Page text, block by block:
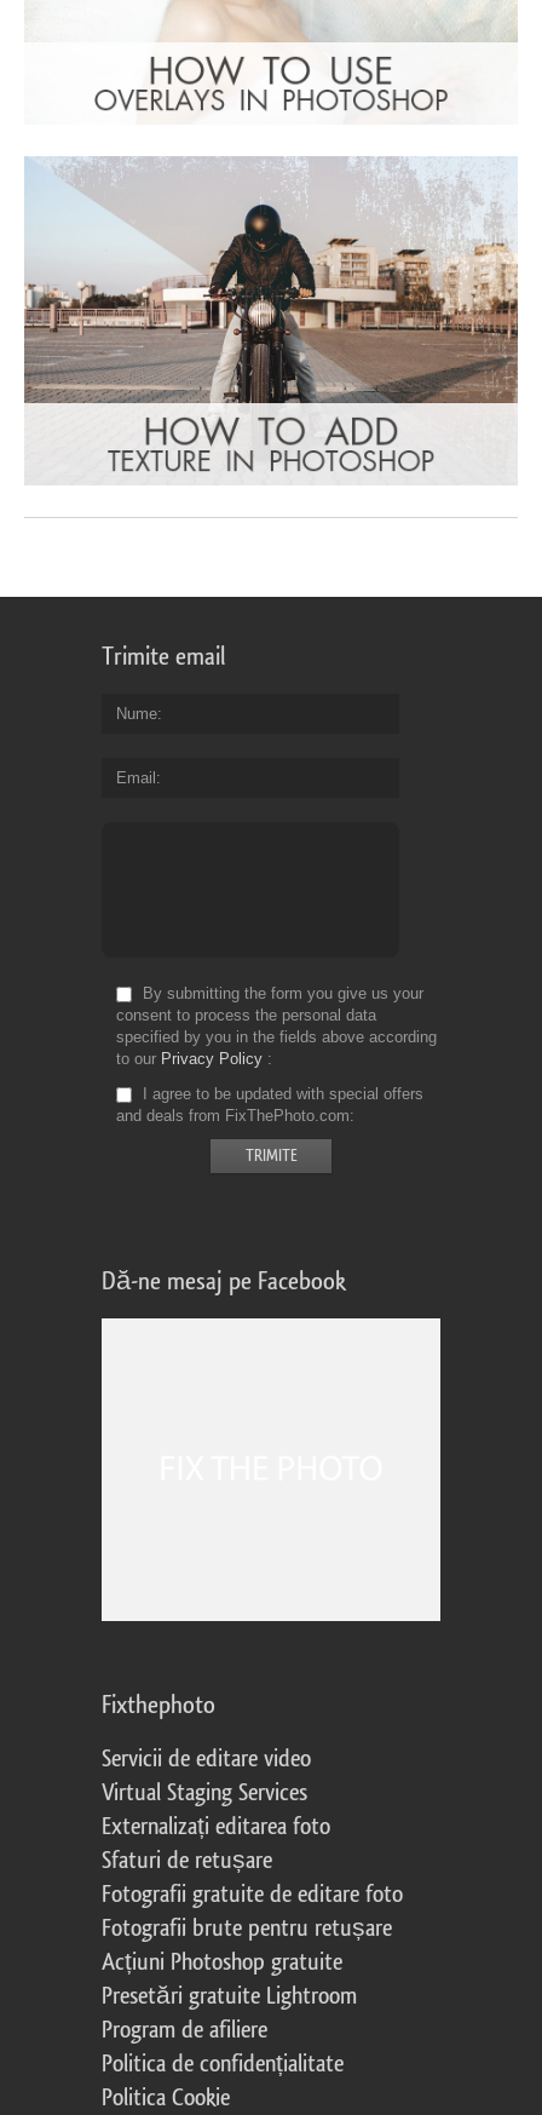
Trimite email
Nume
Email
By submitting the form you give us your
consent to process the personal data
specified by you in the fields above according
to our Privacy Policy
I agree to be updated with special offers
and deals from FixThePhoto.com
Dă-ne mesaj pe Facebook
Fixthephoto
Servicii de editare video
Virtual Staging Services
Externalizați editarea foto
Sfaturi de retușare
Fotografii gratuite de editare foto
Fotografii brute pentru retușare
Acțiuni Photoshop gratuite
Presetări gratuite Lightroom
Program de afiliere
Politica de confidențialitate
Politica Cookie